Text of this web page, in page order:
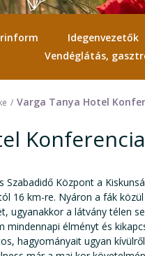
Idegenvezetők
Vendéglátás,
Varga Tanya Hotel
Szabadidő Központ a
16 km-re. Nyáron a fák
ugyanakkor a látvány télen
mindennapi élményt és
hagyományait ugyan